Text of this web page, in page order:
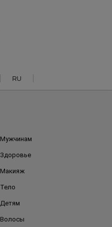
RU
Мужчинам
Здоровье
Макияж
Тело
Детям
Волосы